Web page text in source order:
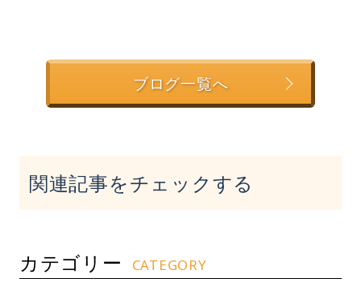
ブログ一覧へ
関連記事をチェックする
カテゴリー CATEGORY